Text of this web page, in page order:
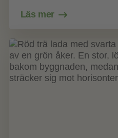
Läs mer